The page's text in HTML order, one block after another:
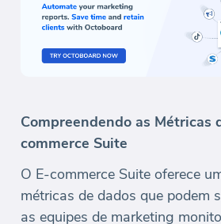
Compreendendo as Métricas
commerce Suite
O E-commerce Suite oferece
métricas de dados que podem
as equipes de marketing